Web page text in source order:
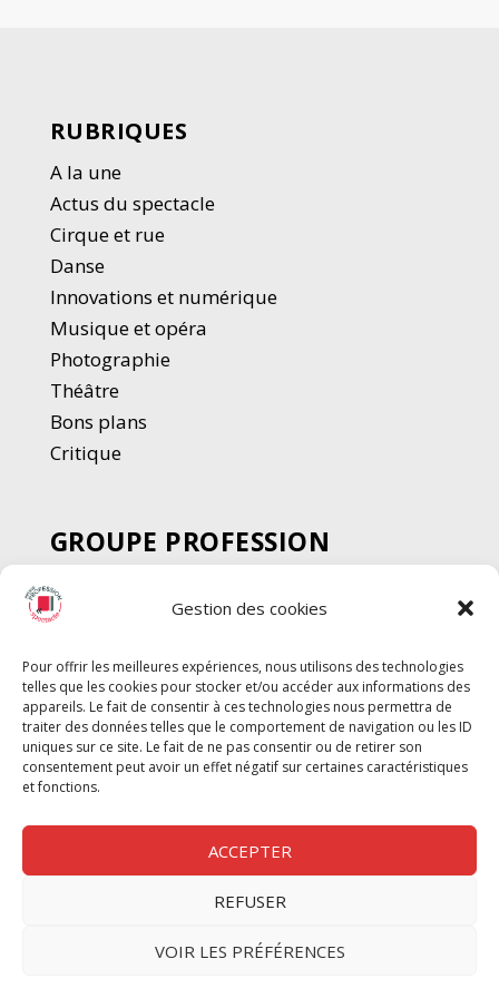
Gestion des cookies
Pour offrir les meilleures expériences, nous utilisons des technologies
telles que les cookies pour stocker et/ou accéder aux informations des
appareils. Le fait de consentir à ces technologies nous permettra de
traiter des données telles que le comportement de navigation ou les ID
uniques sur ce site. Le fait de ne pas consentir ou de retirer son
consentement peut avoir un effet négatif sur certaines caractéristiques
et fonctions.
ACCEPTER
REFUSER
VOIR LES PRÉFÉRENCES
RUBRIQUES
A la une
Actus du spectacle
Cirque et rue
Danse
Innovations et numérique
Musique et opéra
Photographie
Théâtre
Bons plans
Critique
GROUPE PROFESSION
SPECTACLE
Chèque Intermittents
Chèque Compta
Chèque Emploi Spectacle
G-Pods
Profession Audio-visuel
Nous contacter